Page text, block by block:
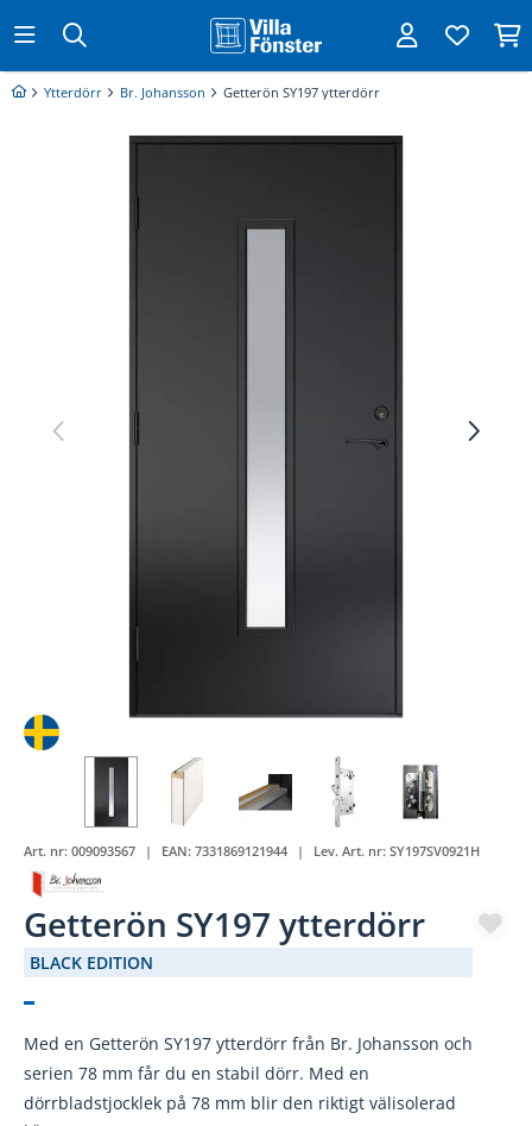
Ytterdörr Br. Johansson Getterön SY197 ytterdörr
Art. nr: 009093567 EAN: 7331869121944 Lev. Art. nr: SY197SV0921H
Getterön SY197 ytterdörr
BLACK EDITION
Med en Getterön SY197 ytterdörr från Br. Johansson och
serien 78 mm får du en stabil dörr. Med en
dörrbladstjocklek på 78 mm blir den riktigt välisolerad